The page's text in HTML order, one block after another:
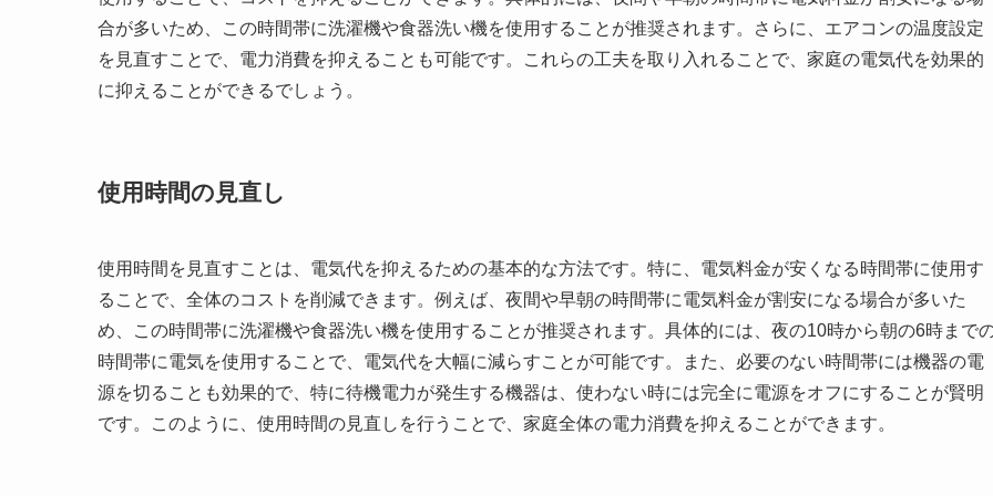
合が多いため、この時間帯に洗濯機や食器洗い機を使用することが推奨されます。さらに、エアコンの温度設定
を見直すことで、電力消費を抑えることも可能です。これらの工夫を取り入れることで、家庭の電気代を効果的
に抑えることができるでしょう。
使用時間の見直し
使用時間を見直すことは、電気代を抑えるための基本的な方法です。特に、電気料金が安くなる時間帯に使用す
ることで、全体のコストを削減できます。例えば、夜間や早朝の時間帯に電気料金が割安になる場合が多いた
め、この時間帯に洗濯機や食器洗い機を使用することが推奨されます。具体的には、夜の10時から朝の6時まで
時間帯に電気を使用することで、電気代を大幅に減らすことが可能です。また、必要のない時間帯には機器の電
源を切ることも効果的で、特に待機電力が発生する機器は、使わない時には完全に電源をオフにすることが賢明
です。このように、使用時間の見直しを行うことで、家庭全体の電力消費を抑えることができます。